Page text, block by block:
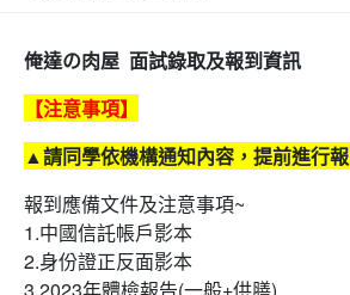
俺達の肉屋 面試錄取及報到資訊
【注意事項】
▲請同學依機構通知內容，提前進行報
報到應備文件及注意事項~
1.中國信託帳戶影本
2.身份證正反面影本